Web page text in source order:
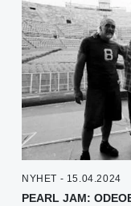
NYHET - 15.04.2024
PEARL JAM: